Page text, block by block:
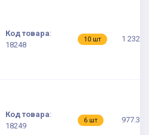
Код товара:
18248
10 шт 1
Код товара:
18249
6 шт 977.30